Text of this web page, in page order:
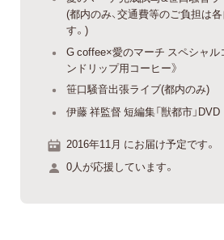
(都内のみ、交通費等のご負担は
す。)
G coffee×愛のマーチ スペシャル
ンドリップ用コーヒー》
笹口騒音出張ライブ(都内のみ)
伊藤 祥監督 短編集「獣都市」DVD
2016年11月 にお届け予定です。
0人が応援しています。